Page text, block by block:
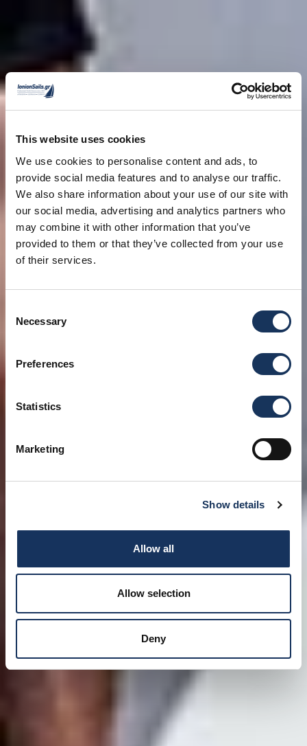
This website uses cookies
We use cookies to personalise content and ads, to
provide social media features and to analyse our traffic.
We also share information about your use of our site with
our social media, advertising and analytics partners who
may combine it with other information that you’ve
provided to them or that they’ve collected from your use
of their services.
Selection
Necessary
Preferences
Statistics
Marketing
Show details
Allow all
Allow selection
Deny